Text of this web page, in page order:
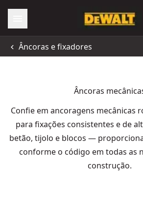
Âncoras e fixadores
Âncoras
Confie em ancoragens mecânicas
para fixações consistentes e de
betão, tijolo e blocos —
conforme o código em todas as
construção.